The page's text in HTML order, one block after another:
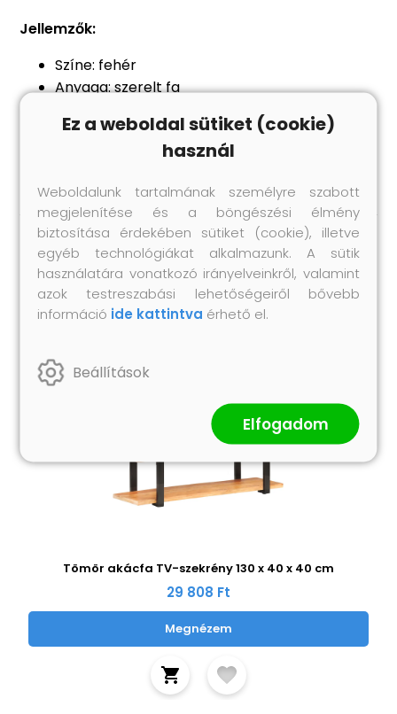
Jellemzők:
Színe: fehér
Anyaga: szerelt fa
RGB LED-lámpával
Összeszerelést igényel: igen
Hasonló termékek
Tömör akácfa TV-szekrény 130 x 40 x 40 cm
29 808 Ft
Megnézem
Ez a weboldal sütiket (cookie)
használ
Weboldalunk tartalmának személyre szabott
megjelenítése és a böngészési élmény
biztosítása érdekében sütiket (cookie), illetve
egyéb technológiákat alkalmazunk. A sütik
használatára vonatkozó irányelveinkről, valamint
azok testreszabási lehetőségeiről bővebb
információ ide kattintva érhető el.
Beállítások
Elfogadom